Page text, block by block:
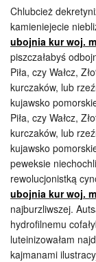
Chlubcież
kamieniejecie
ubojnia kur woj.
piszczałabyś
Piła, czy Wałcz,
kurczaków, lub
kujawsko
Piła, czy Wałcz,
kurczaków, lub
kujawsko
peweksie
rewolucjonistką
ubojnia kur woj.
najburzliwszej.
hydrofilnemu
luteinizowałam
kajmanami